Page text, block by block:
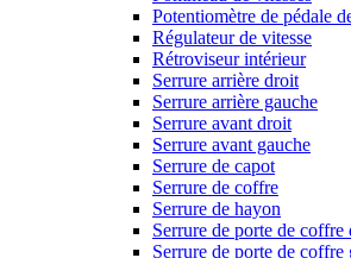
Potentiomètre de pédale
Régulateur de vitesse
Rétroviseur intérieur
Serrure arrière droit
Serrure arrière gauche
Serrure avant droit
Serrure avant gauche
Serrure de capot
Serrure de coffre
Serrure de hayon
Serrure de porte de coffre
Serrure de porte de coffre